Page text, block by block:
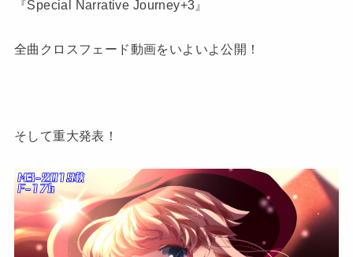
『Special Narrative Journey+3』
全曲クロスフェード動画をいよいよ公開！
そして重大発表！